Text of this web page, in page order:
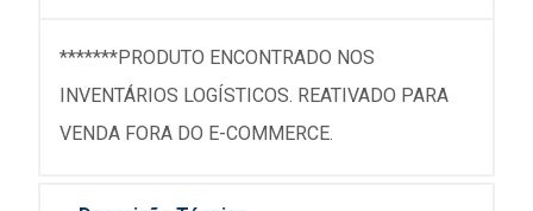
*******PRODUTO ENCONTRADO NOS
INVENTÁRIOS LOGÍSTICOS. REATIVADO PARA
VENDA FORA DO E-COMMERCE.